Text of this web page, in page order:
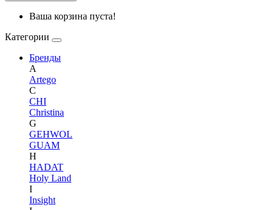
Ваша корзина пуста!
Категории
Бренды
A
Artego
C
CHI
Christina
G
GEHWOL
GUAM
H
HADAT
Holy Land
I
Insight